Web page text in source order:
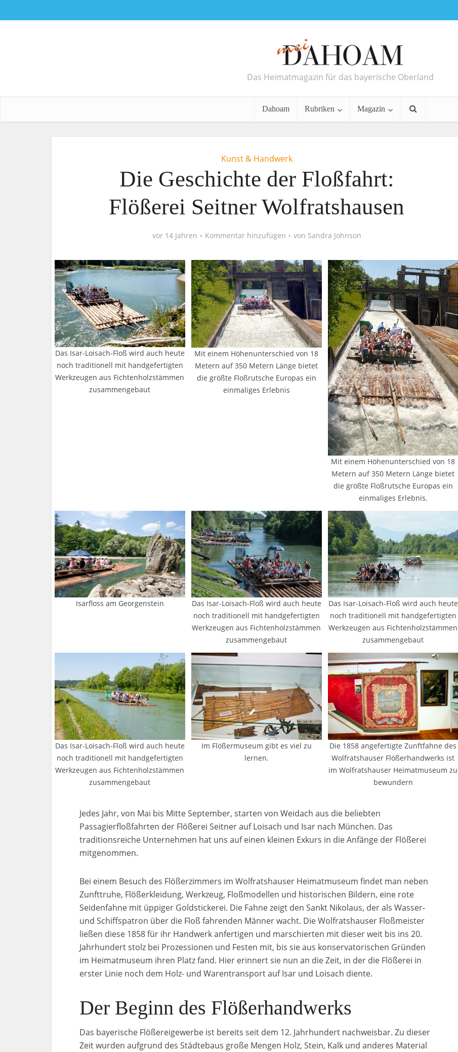
Das Heimatmagazin für das bayerische Oberland
Dahoam Rubriken Magazin
Kunst & Handwerk
Die Geschichte der Floßfahrt:
Flößerei Seitner Wolfratshausen
vor 14 Jahren Kommentar hinzufügen von Sandra Johnson
Das Isar-Loisach-Floß wird auch heute
noch traditionell mit handgefertigten
Werkzeugen aus Fichtenholzstämmen
zusammengebaut
Mit einem Höhenunterschied von 18
Metern auf 350 Metern Länge bietet
die größte Floßrutsche Europas ein
einmaliges Erlebnis
Mit einem Höhenunterschied von 18
Metern auf 350 Metern Länge bietet
die größte Floßrutsche Europas ein
einmaliges Erlebnis.
Isarfloss am Georgenstein
Das Isar-Loisach-Floß wird auch heute
noch traditionell mit handgefertigten
Werkzeugen aus Fichtenholzstämmen
zusammengebaut
Das Isar-Loisach-Floß wird auch heute
noch traditionell mit handgefertigten
Werkzeugen aus Fichtenholzstämmen
zusammengebaut
Das Isar-Loisach-Floß wird auch heute
noch traditionell mit handgefertigten
Werkzeugen aus Fichtenholzstämmen
zusammengebaut
Im Flößermuseum gibt es viel zu
lernen.
Die 1858 angefertigte Zunftfahne des
Wolfratshauser Flößerhandwerks ist
im Wolfratshauser Heimatmuseum zu
bewundern
Jedes Jahr, von Mai bis Mitte September, starten von Weidach aus die beliebten
Passagierfloßfahrten der Flößerei Seitner auf Loisach und Isar nach München. Das
traditionsreiche Unternehmen hat uns auf einen kleinen Exkurs in die Anfänge der Flößerei
mitgenommen.
Bei einem Besuch des Flößerzimmers im Wolfratshauser Heimatmuseum findet man neben
Zunfttruhe, Flößerkleidung, Werkzeug, Floßmodellen und historischen Bildern, eine rote
Seidenfahne mit üppiger Goldstickerei. Die Fahne zeigt den Sankt Nikolaus, der als Wasser-
und Schiffspatron über die Floß fahrenden Männer wacht. Die Wolfratshauser Floßmeister
ließen diese 1858 für ihr Handwerk anfertigen und marschierten mit dieser weit bis ins 20.
Jahrhundert stolz bei Prozessionen und Festen mit, bis sie aus konservatorischen Gründen
im Heimatmuseum ihren Platz fand. Hier erinnert sie nun an die Zeit, in der die Flößerei in
erster Linie noch dem Holz- und Warentransport auf Isar und Loisach diente.
Der Beginn des Flößerhandwerks
Das bayerische Flößereigewerbe ist bereits seit dem 12. Jahrhundert nachweisbar. Zu dieser
Zeit wurden aufgrund des Städtebaus große Mengen Holz, Stein, Kalk und anderes Material